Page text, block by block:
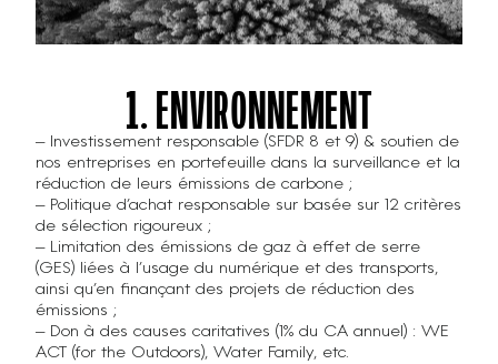
1. ENVIRONNEMENT
– Investissement responsable (SFDR 8 et 9) & soutien de
nos entreprises en portefeuille dans la surveillance et la
réduction de leurs émissions de carbone ;
– Politique d’achat responsable sur basée sur 12 critères
de sélection rigoureux ;
– Limitation des émissions de gaz à effet de serre
(GES) liées à l’usage du numérique et des transports,
ainsi qu’en finançant des projets de réduction des
émissions ;
– Don à des causes caritatives (1% du CA annuel) : WE
ACT (for the Outdoors), Water Family, etc.